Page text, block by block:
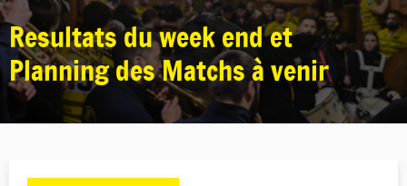
Resultats du week end et
Planning des Matchs à venir